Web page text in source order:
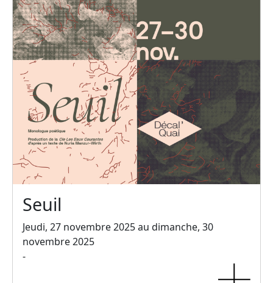
Seuil
Jeudi, 27 novembre 2025 au dimanche, 30
novembre 2025
-